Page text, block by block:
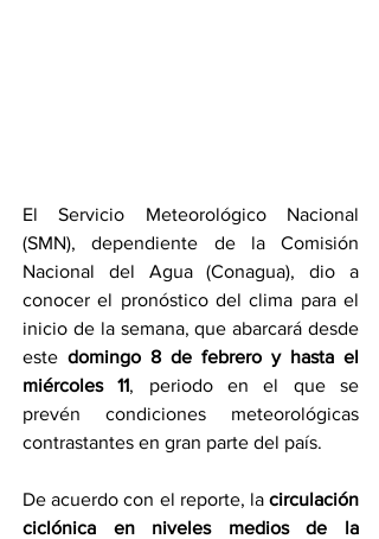
El Servicio Meteorológico Nacional
(SMN), dependiente de la Comisión
Nacional del Agua (Conagua), dio a
conocer el pronóstico del clima para el
inicio de la semana, que abarcará desde
este domingo 8 de febrero y hasta el
miércoles 11, periodo en el que se
prevén condiciones meteorológicas
contrastantes en gran parte del país.
De acuerdo con el reporte, la circulación
ciclónica en niveles medios de la